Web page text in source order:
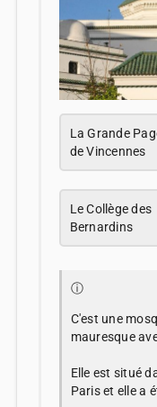
La Grande
de Vincennes
Le Collège des
Bernardins
ⓘ
C'est une
mauresque
Elle est situé
Paris et elle a